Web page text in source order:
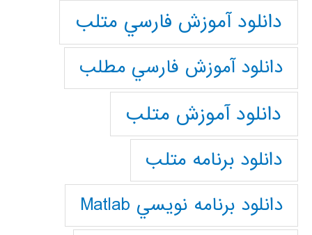
دانلود آموزش فارسي متلب
دانلود آموزش فارسي مطلب
دانلود آموزش متلب
دانلود برنامه متلب
دانلود برنامه نويسي Matlab